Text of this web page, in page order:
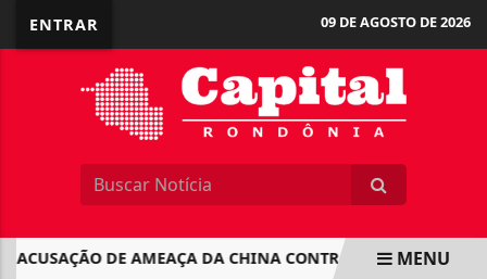
ENTRAR 09 DE AGOSTO DE 2026
DE AMEAÇA DA CHINA CONTRA A GROENLÂNDIA
MENU